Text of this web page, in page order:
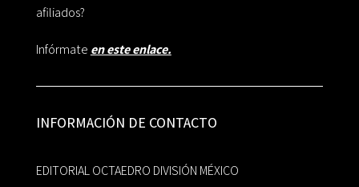
afiliados?
Infórmate en este enlace.
INFORMACIÓN DE CONTACTO
EDITORIAL OCTAEDRO DIVISIÓN MÉXICO